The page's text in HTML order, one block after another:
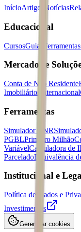
InícioArtigos Notícias
Educacional
CursosGuias Ferramentas
Mercados e
Conta de Não Residente
Imobiliários
Internacional
Ferramentas
Simulador CNR
PGBLPrimeiro Milhão
VariávelCalculadora de
ParceladoEquivalência
Institucional e
Política de Dados e
Investimentos
Gerenciar cookies